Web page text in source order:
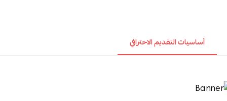
أساسيات التقديم الاحترافي